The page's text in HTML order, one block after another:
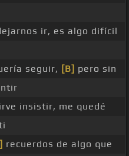
ir, es algo difícil
seguir, [B] pero sin
insistir, me quedé
recuerdos de algo que